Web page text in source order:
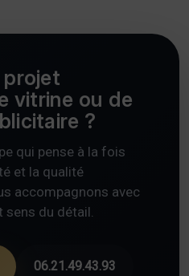
projet
vitrine ou de
?
qui pense à la fois
et la qualité
accompagnons avec
sens du détail.
06.21.49.43.93